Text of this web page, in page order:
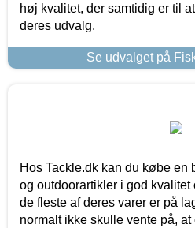
høj kvalitet, der samtidig er til
deres udvalg.
Se udvalget på
Hos Tackle.dk kan du købe
og outdoorartikler i god kvalitet
de fleste af deres varer er på
normalt ikke skulle vente på,